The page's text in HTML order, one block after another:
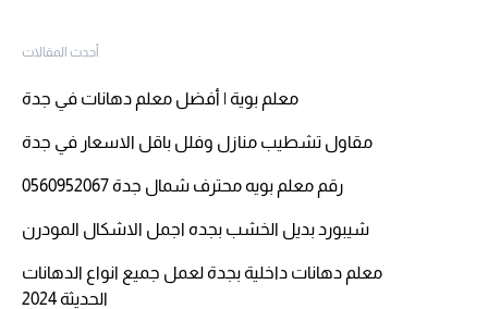
أحدث المقالات
معلم بوية | أفضل معلم دهانات في جدة
مقاول تشطيب منازل وفلل باقل الاسعار في جدة
رقم معلم بويه محترف شمال جدة 0560952067
شيبورد بديل الخشب بجده اجمل الاشكال المودرن
معلم دهانات داخلية بجدة لعمل جميع انواع الدهانات
الحديثة 2024